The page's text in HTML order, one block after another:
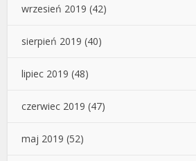
wrzesień 2019 (42)
sierpień 2019 (40)
lipiec 2019 (48)
czerwiec 2019 (47)
maj 2019 (52)